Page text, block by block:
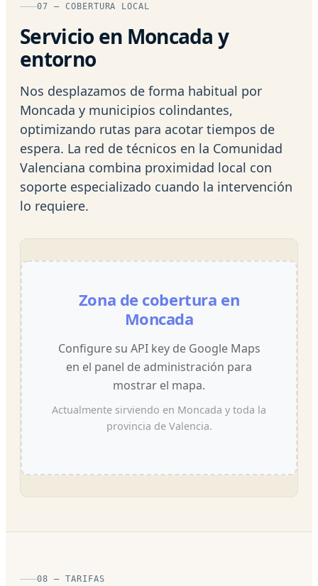
07 — COBERTURA LOCAL
Servicio en Moncada y
entorno
Nos desplazamos de forma habitual por
Moncada y municipios colindantes,
optimizando rutas para acotar tiempos de
espera. La red de técnicos en la Comunidad
Valenciana combina proximidad local con
soporte especializado cuando la intervención
lo requiere.
Zona de cobertura en
Moncada
Configure su API key de Google Maps
en el panel de administración para
mostrar el mapa.
Actualmente sirviendo en Moncada y toda la
provincia de Valencia.
08 — TARIFAS